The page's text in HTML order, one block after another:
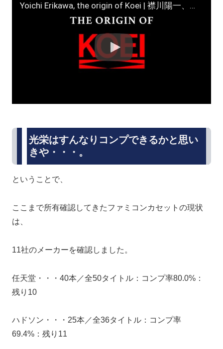
Yoichi Erikawa, the origin of Koei | 襟川陽一、コーエーの起源
光栄はすんなりコンプできるかと思い
きや・・・。
ということで、
ここまで所有確認してきたファミコンカセットの現状
は、
11社のメーカーを確認しました。
任天堂・・・40本／全50タイトル：コンプ率80.0%：
残り10
ハドソン・・・25本／全36タイトル：コンプ率
69.4%：残り11